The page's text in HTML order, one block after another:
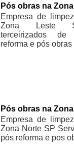
Pós obras na
Empresa de
Zona Leste
terceirizados
reforma e pós obras
Pós obras na
Empresa de
Zona Norte SP
pós reforma e pos